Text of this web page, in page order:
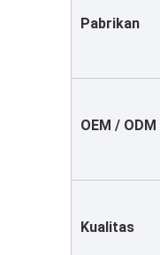
Pabrikan
OEM / ODM
Kualitas